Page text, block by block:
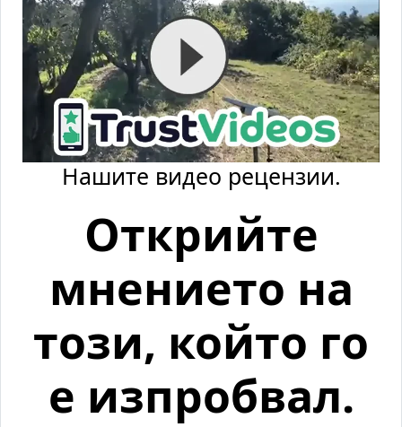
Нашите видео рецензии.
Открийте
мнението на
този, който го
е изпробвал.